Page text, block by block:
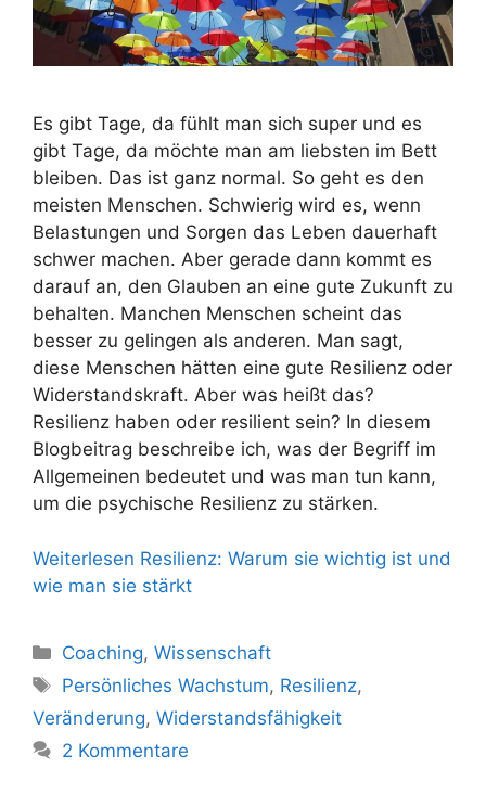
Es gibt Tage, da fühlt man sich super und es
gibt Tage, da möchte man am liebsten im Bett
bleiben. Das ist ganz normal. So geht es den
meisten Menschen. Schwierig wird es, wenn
Belastungen und Sorgen das Leben dauerhaft
schwer machen. Aber gerade dann kommt es
darauf an, den Glauben an eine gute Zukunft zu
behalten. Manchen Menschen scheint das
besser zu gelingen als anderen. Man sagt,
diese Menschen hätten eine gute Resilienz oder
Widerstandskraft. Aber was heißt das?
Resilienz haben oder resilient sein? In diesem
Blogbeitrag beschreibe ich, was der Begriff im
Allgemeinen bedeutet und was man tun kann,
um die psychische Resilienz zu stärken.
Weiterlesen Resilienz: Warum sie wichtig ist und
wie man sie stärkt
Kategorien
Coaching,Wissenschaft
Schlagwörter
Persönliches Wachstum, Resilienz,
Veränderung, Widerstandsfähigkeit
2 Kommentare